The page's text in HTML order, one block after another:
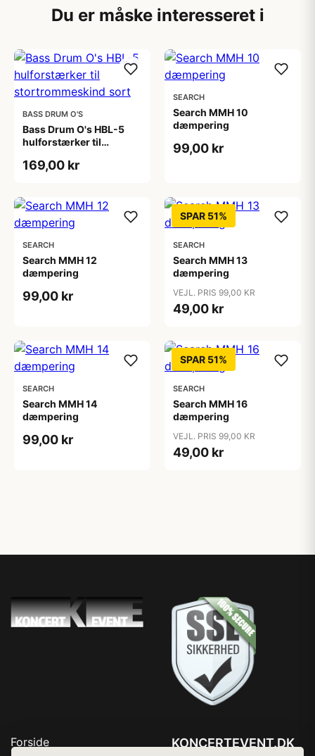
Du er måske interesseret i
BASS DRUM O'S
Bass Drum O's HBL-5
hulforstærker til
169,00 kr
SEARCH
Search MMH 10
dæmpering
99,00 kr
SEARCH
Search MMH 12
dæmpering
99,00 kr
SPAR 51%
SEARCH
Search MMH 13
dæmpering
VEJL. PRIS 99,00 KR
49,00 kr
SEARCH
Search MMH 14
dæmpering
99,00 kr
SPAR 51%
SEARCH
Search MMH 16
dæmpering
VEJL. PRIS 99,00 KR
49,00 kr
Forside
KONCERTEVENT.DK